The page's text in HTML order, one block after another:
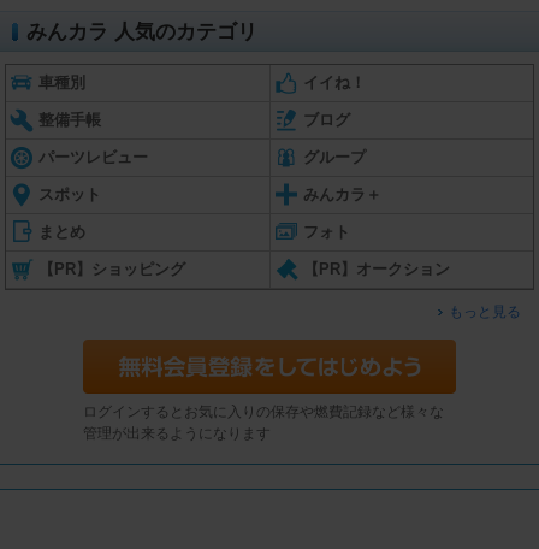
みんカラ 人気のカテゴリ
車種別 イイね！
整備手帳 ブログ
パーツレビュー グループ
スポット みんカラ＋
まとめ フォト
【PR】ショッピング 【PR】オークション
もっと見る
ログインするとお気に入りの保存や燃費記録など様々な
管理が出来るようになります